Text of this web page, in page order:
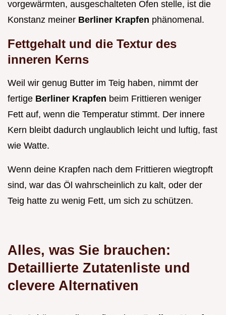
vorgewärmten, ausgeschalteten Ofen stelle, ist die
Konstanz meiner Berliner Krapfen phänomenal.
Fettgehalt und die Textur des
inneren Kerns
Weil wir genug Butter im Teig haben, nimmt der
fertige Berliner Krapfen beim Frittieren weniger
Fett auf, wenn die Temperatur stimmt. Der innere
Kern bleibt dadurch unglaublich leicht und luftig, fast
wie Watte.
Wenn deine Krapfen nach dem Frittieren wiegtropft
sind, war das Öl wahrscheinlich zu kalt, oder der
Teig hatte zu wenig Fett, um sich zu schützen.
Alles, was Sie brauchen:
Detaillierte Zutatenliste und
clevere Alternativen